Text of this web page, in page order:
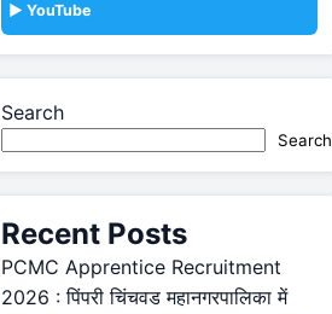
▶️ YouTube
Search
Search
Recent Posts
PCMC Apprentice Recruitment
2026 : पिंपरी चिंचवड महानगरपालिका में